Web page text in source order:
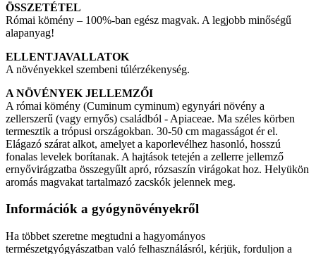
ÖSSZETÉTEL
Római kömény – 100%-ban egész magvak. A legjobb minőségű
alapanyag!
ELLENTJAVALLATOK
A növényekkel szembeni túlérzékenység.
A NÖVÉNYEK JELLEMZŐI
A római kömény (Cuminum cyminum) egynyári növény a
zellerszerű (vagy ernyős) családból - Apiaceae. Ma széles körben
termesztik a trópusi országokban. 30-50 cm magasságot ér el.
Elágazó szárat alkot, amelyet a kaporlevélhez hasonló, hosszú
fonalas levelek borítanak. A hajtások tetején a zellerre jellemző
ernyővirágzatba összegyűlt apró, rózsaszín virágokat hoz. Helyükön
aromás magvakat tartalmazó zacskók jelennek meg.
Információk a gyógynövényekről
Ha többet szeretne megtudni a hagyományos
természetgyógyászatban való felhasználásról, kérjük, forduljon a